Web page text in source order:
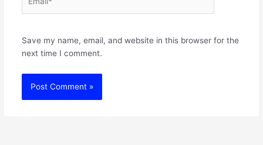
Save my name, email, and website in this browser for the
next time I comment.